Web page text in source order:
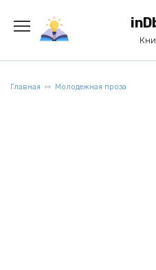
содержанию
Главная Молодежная проза